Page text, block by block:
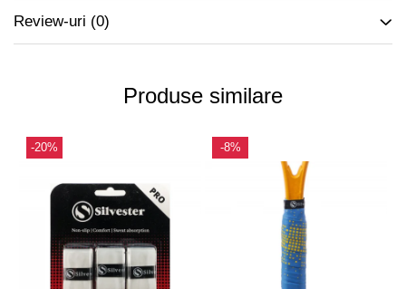
Review-uri (0)
Produse similare
-20% -8%